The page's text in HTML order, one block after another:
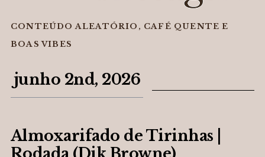
CONTEÚDO ALEATÓRIO, CAFÉ QUENTE E
BOAS VIBES
junho 2nd, 2026
Almoxarifado de Tirinhas |